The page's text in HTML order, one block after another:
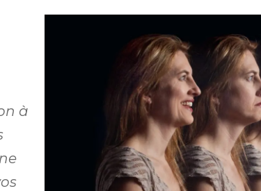
à